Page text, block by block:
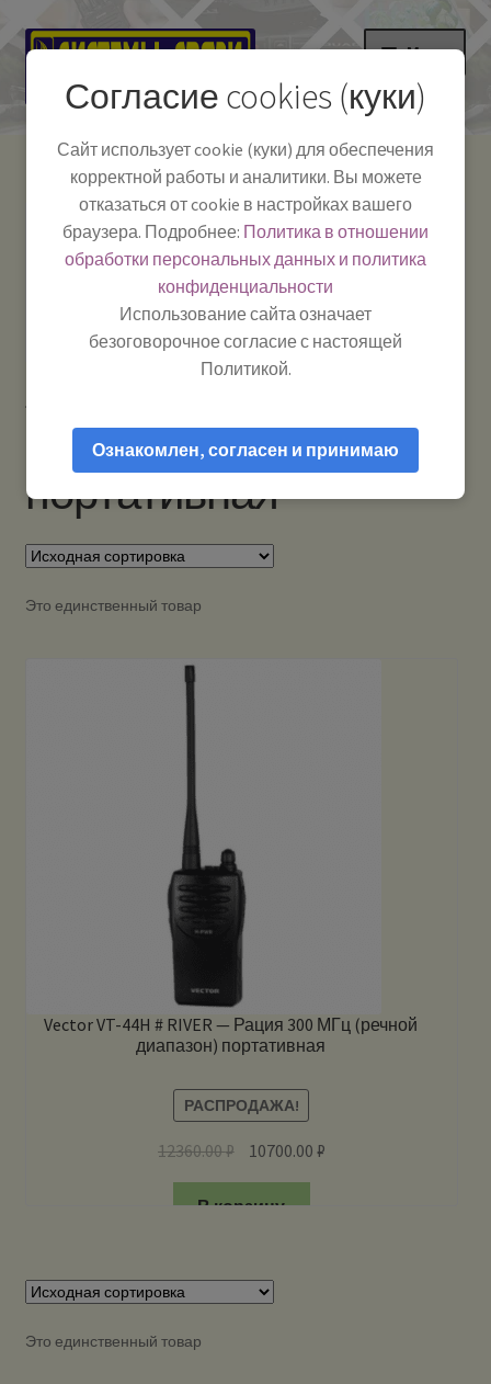
Перейти
навигации
Перейти
содержимому
Меню
Как пользоваться
Полезная информация
Мой аккаунт
Системы Связи:
г. Красноярск, ул.
Работаем:Пн-Пт:
10:00–18:00
-
Телефон:+7-
391-249-1040
Тел.|WA|Telegram:
+79029904090
портативная
Это единственный товар
Vector VT-44H # RIVER — Рация 300 МГц (речной
диапазон) портативная
РАСПРОДАЖА!
12360.00₽ 10700.00 ₽
В корзину
Это единственный товар
Согласие cookies (куки)
Сайт использует cookie (куки) для обеспечения
корректной работы и аналитики. Вы можете
отказаться от cookie в настройках вашего
браузера. Подробнее: Политика в отношении
обработки персональных данных и политика
конфиденциальности
Использование сайта означает
безоговорочное согласие с настоящей
Политикой.
Ознакомлен, согласен и принимаю